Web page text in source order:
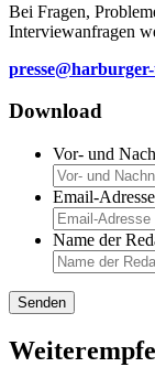
Bei Fragen,
Interviewanfragen
Download
Vor- und
Email-Adresse
Name der